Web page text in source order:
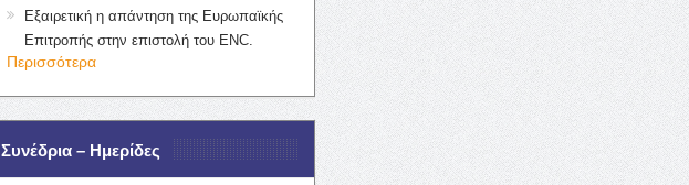
Εξαιρετική η απάντηση της Ευρωπαϊκής
Επιτροπής στην επιστολή του ENC.
Περισσότερα
Συνέδρια – Ημερίδες